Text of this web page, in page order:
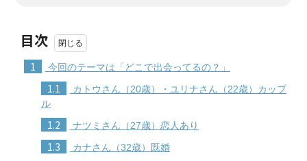
目次
1 今回のテーマは「どこで出会ってるの？」
1.1
カトウさん（20歳）・ユリナさん（22歳）カップ
ル
1.2 ナツミさん（27歳）恋人あり
1.3 カナさん（32歳）既婚